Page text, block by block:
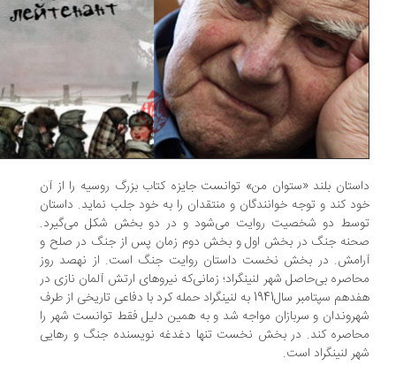
بلند «ستوان من» توانست جایزه کتاب بزرگ روسیه را از آن
کند و توجه خوانندگان و منتقدان را به خود جلب نماید. داستان
دو شخصیت روایت می‌شود و در دو بخش شکل می‌گیرد.
جنگ در بخش اول و بخش دوم زمان پس از جنگ در صلح و
در بخش نخست داستان روایت جنگ است. از نهصد روز
بی‌حاصل شهر لنینگراد؛ زمانی‌که نیروهای ارتش آلمان نازی در
هفدهم سپتامبر سال1941 به لنینگراد حمله کرد با دفاعی تاریخی از طرف
و سربازان مواجه شد و به همین دلیل فقط توانست شهر را
کند. در بخش نخست تنها دغدغه نویسنده جنگ و رهایی
لنینگراد است.